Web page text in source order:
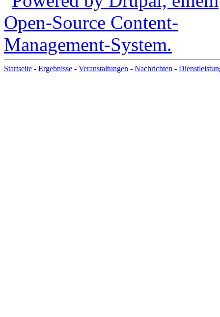
Startseite - Ergebnisse - Veranstaltungen - Nachrichten -